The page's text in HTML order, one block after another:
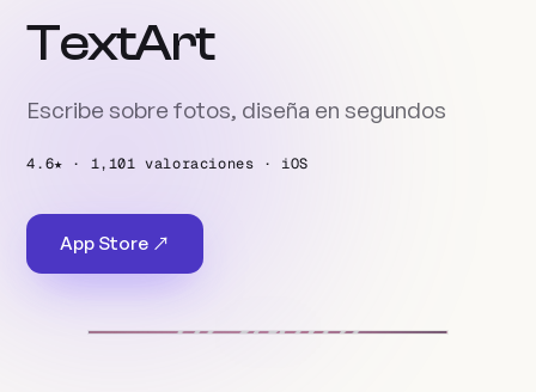
TextArt
Escribe sobre fotos, diseña en segundos
4.6★ · 1,101 valoraciones · iOS
App Store ↗